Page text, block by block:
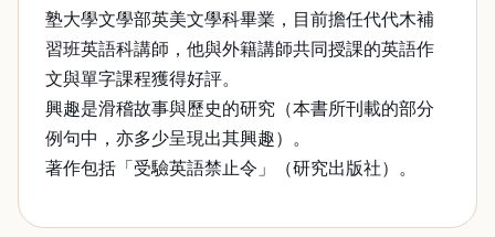
塾大學文學部英美文學科畢業，目前擔任代代木補
習班英語科講師，他與外籍講師共同授課的英語作
文與單字課程獲得好評。
興趣是滑稽故事與歷史的研究（本書所刊載的部分
例句中，亦多少呈現出其興趣）。
著作包括「受驗英語禁止令」（研究出版社）。